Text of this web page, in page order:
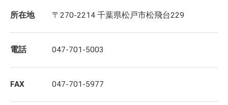
所在地 〒270-2214 千葉県松戸市松飛台229
電話 047-701-5003
FAX 047-701-5977